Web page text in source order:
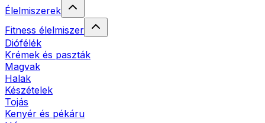
Élelmiszerek
Fitness élelmiszer
Diófélék
Krémek és paszták
Magvak
Halak
Készételek
Tojás
Kenyér és pékáru